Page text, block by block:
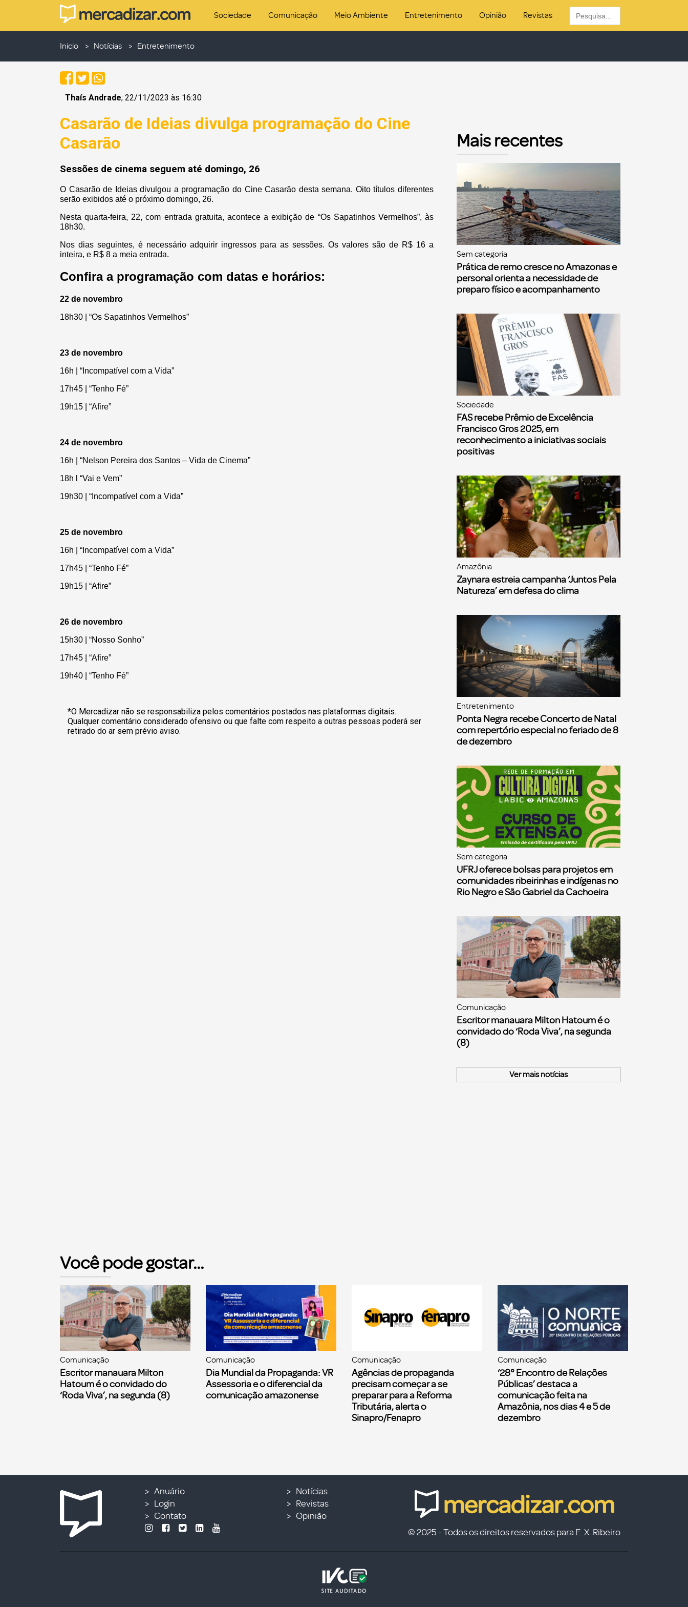
Sociedade Comunicação Meio Ambiente Entretenimento Opinião Revistas
Search
for:
Inicio Notícias Entretenimento
Thaís Andrade; 22/11/2023 às 16:30
Casarão de Ideias divulga programação do Cine
Casarão
Sessões de cinema seguem até domingo, 26
O Casarão de Ideias divulgou a programação do Cine Casarão desta semana. Oito títulos diferentes
serão exibidos até o próximo domingo, 26.
Nesta quarta-feira, 22, com entrada gratuita, acontece a exibição de “Os Sapatinhos Vermelhos”, às
18h30.
Nos dias seguintes, é necessário adquirir ingressos para as sessões. Os valores são de R$ 16 a
inteira, e R$ 8 a meia entrada.
Confira a programação com datas e horários:
22 de novembro
18h30 | “Os Sapatinhos Vermelhos”
23 de novembro
16h | “Incompatível com a Vida”
17h45 | “Tenho Fé”
19h15 | “Afire”
24 de novembro
16h | “Nelson Pereira dos Santos – Vida de Cinema”
18h l “Vai e Vem”
19h30 | “Incompatível com a Vida”
25 de novembro
16h | “Incompatível com a Vida”
17h45 | “Tenho Fé”
19h15 | “Afire”
26 de novembro
15h30 | “Nosso Sonho”
17h45 | “Afire”
19h40 | “Tenho Fé”
*O Mercadizar não se responsabiliza pelos comentários postados nas plataformas digitais.
Qualquer comentário considerado ofensivo ou que falte com respeito a outras pessoas poderá ser
retirado do ar sem prévio aviso.
Mais recentes
Sem categoria
Prática de remo cresce no Amazonas e
personal orienta a necessidade de
preparo físico e acompanhamento
Sociedade
FAS recebe Prêmio de Excelência
Francisco Gros 2025, em
reconhecimento a iniciativas sociais
positivas
Amazônia
Zaynara estreia campanha ‘Juntos Pela
Natureza’ em defesa do clima
Entretenimento
Ponta Negra recebe Concerto de Natal
com repertório especial no feriado de 8
de dezembro
Sem categoria
UFRJ oferece bolsas para projetos em
comunidades ribeirinhas e indígenas no
Rio Negro e São Gabriel da Cachoeira
Comunicação
Escritor manauara Milton Hatoum é o
convidado do ‘Roda Viva’, na segunda
(8)
Ver mais notícias
Você pode gostar...
Comunicação
Escritor manauara Milton
Hatoum é o convidado do
‘Roda Viva’, na segunda (8)
Comunicação
Dia Mundial da Propaganda: VR
Assessoria e o diferencial da
comunicação amazonense
Comunicação
Agências de propaganda
precisam começar a se
preparar para a Reforma
Tributária, alerta o
Sinapro/Fenapro
Comunicação
‘28° Encontro de Relações
Públicas’ destaca a
comunicação feita na
Amazônia, nos dias 4 e 5 de
dezembro
Anuário
Login
Contato
Notícias
Revistas
Opinião
© 2025 - Todos os direitos reservados para E. X. Ribeiro